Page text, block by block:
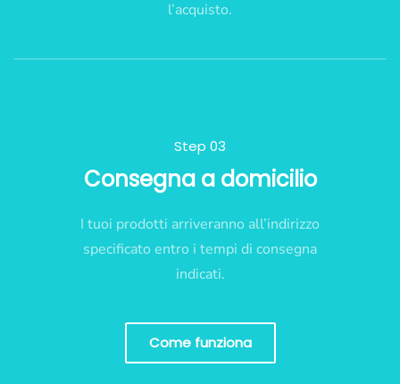
l’acquisto.
Step 03
Consegna a domicilio
I tuoi prodotti arriveranno all’indirizzo
specificato entro i tempi di consegna
indicati.
Come funziona